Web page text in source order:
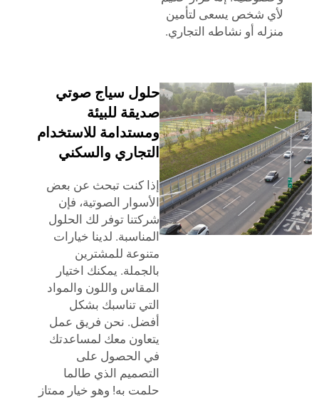
لأي شخص يسعى لتأمين
منزله أو نشاطه التجاري.
حلول سياج صوتي
صديقة للبيئة
ومستدامة للاستخدام
التجاري والسكني
إذا كنت تبحث عن بعض
الأسوار الصوتية، فإن
شركتنا توفر لك الحلول
المناسبة. لدينا خيارات
متنوعة للمشترين
بالجملة. يمكنك اختيار
المقاس واللون والمواد
التي تناسبك بشكل
أفضل. نحن فريق عمل
يتعاون معك لمساعدتك
في الحصول على
التصميم الذي طالما
حلمت به! وهو خيار ممتاز